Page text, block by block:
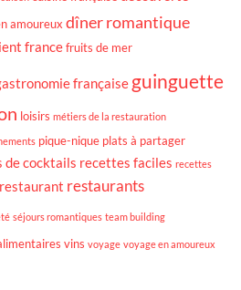
amoureux dîner romantique
francefruits de mer
française guinguette
loisirs métiers de la restauration
pique-nique plats à partager
de cocktails recettes faciles recettes
restaurant restaurants
séjours romantiques team building
vins voyage voyage en amoureux